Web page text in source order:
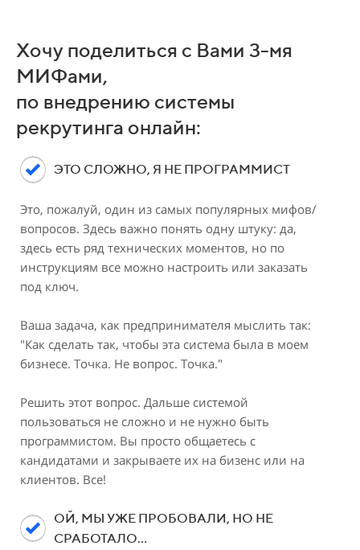
Хочу поделиться с Вами 3-мя
МИФами,
по внедрению системы
рекрутинга онлайн:
ЭТО СЛОЖНО, Я НЕ ПРОГРАММИСТ
Это, пожалуй, один из самых популярных мифов/
вопросов. Здесь важно понять одну штуку: да,
здесь есть ряд технических моментов, но по
инструкциям все можно настроить или заказать
под ключ.
Ваша задача, как предпринимателя мыслить так:
"Как сделать так, чтобы эта система была в моем
бизнесе. Точка. Не вопрос. Точка."
Решить этот вопрос. Дальше системой
пользоваться не сложно и не нужно быть
программистом. Вы просто общаетесь с
кандидатами и закрываете их на бизенс или на
клиентов. Все!
ОЙ, МЫ УЖЕ ПРОБОВАЛИ, НО НЕ
СРАБОТАЛО...